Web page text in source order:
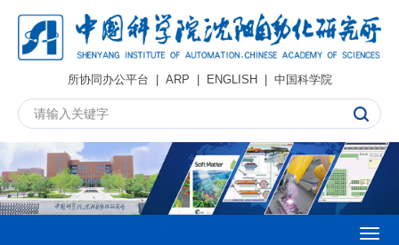
所协同办公平台 | ARP | ENGLISH| 中国科学院